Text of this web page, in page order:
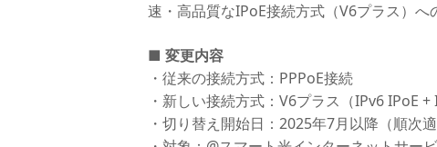
速・高品質なIPoE接続方式（V6プラス）へ
■ 変更内容
・従来の接続方式：PPPoE接続
・新しい接続方式：V6プラス（IPv6 IPoE +
・切り替え開始日：2025年7月以降（順次適